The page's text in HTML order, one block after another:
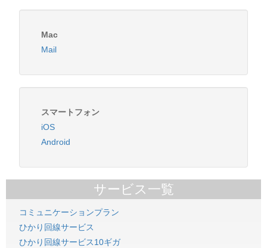
Mac
Mail
スマートフォン
iOS
Android
サービス一覧
コミュニケーションプラン
ひかり回線サービス
ひかり回線サービス10ギガ